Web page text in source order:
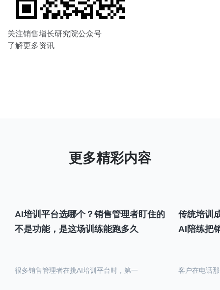
关注销售增长研究院公众号
了解更多资讯
AI培训平台选哪个？销售管理者盯住的
不是功能，是这场训练能跑多久
很多销售管理者在挑AI培训平台时，第一
传统培训
AI陪练把
客户在电话